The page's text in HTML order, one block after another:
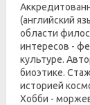
(английский
области
интересов -
культуре.
биоэтике.
историей
Хобби -